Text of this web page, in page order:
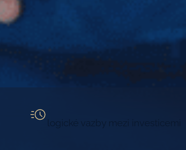
logické vazby mezi investicemi